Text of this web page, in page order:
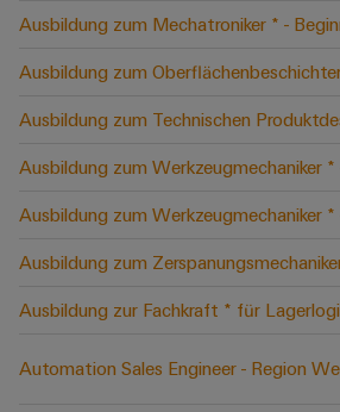
Ausbildung zum Mechatroniker * -
Ausbildung zum
Ausbildung zum Technischen
Ausbildung zum Werkzeugmechaniker
Ausbildung zum Werkzeugmechaniker
Ausbildung zum
Ausbildung zur Fachkraft * für
Automation Sales Engineer - Region